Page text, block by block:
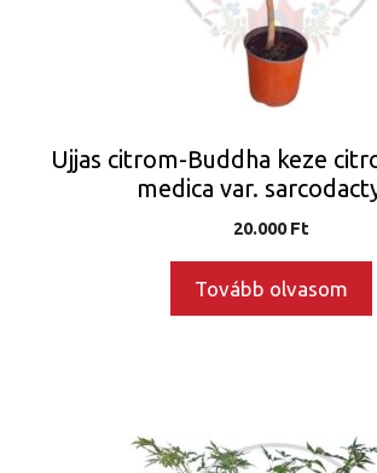
Ujjas citrom-Buddha keze
medica var.
20.000Ft
Tovább olvasom